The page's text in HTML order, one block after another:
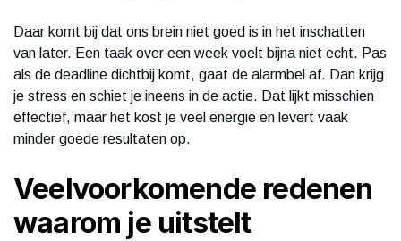
Daar komt bij dat ons brein niet goed is in het inschatten
van later. Een taak over een week voelt bijna niet echt. Pas
als de deadline dichtbij komt, gaat de alarmbel af. Dan krijg
je stress en schiet je ineens in de actie. Dat lijkt misschien
effectief, maar het kost je veel energie en levert vaak
minder goede resultaten op.
Veelvoorkomende redenen
waarom je uitstelt